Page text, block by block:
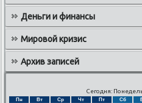
Деньги и финансы
Мировой кризис
Архив записей
Сегодня:
Пн Вт Ср Чт Пт Сб